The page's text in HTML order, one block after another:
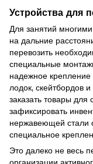
Устройства для
Для занятий
на дальние
перевозить
специальные
надежное
лодок, скейтбордов
заказать товары для
зафиксировать
нержавеющей стали
специальное
Это далеко не весь